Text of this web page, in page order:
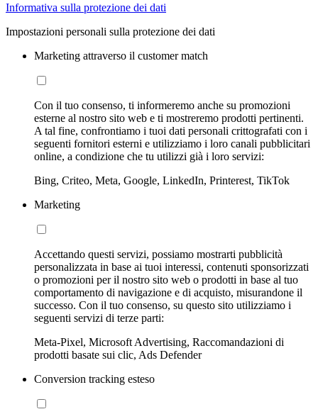
Informativa sulla protezione dei dati
Impostazioni personali sulla protezione dei dati
Marketing attraverso il customer match
Con il tuo consenso, ti informeremo anche su promozioni
esterne al nostro sito web e ti mostreremo prodotti pertinenti.
A tal fine, confrontiamo i tuoi dati personali crittografati con i
seguenti fornitori esterni e utilizziamo i loro canali pubblicitari
online, a condizione che tu utilizzi già i loro servizi:
Bing, Criteo, Meta, Google, LinkedIn, Printerest, TikTok
Marketing
Accettando questi servizi, possiamo mostrarti pubblicità
personalizzata in base ai tuoi interessi, contenuti sponsorizzati
o promozioni per il nostro sito web o prodotti in base al tuo
comportamento di navigazione e di acquisto, misurandone il
successo. Con il tuo consenso, su questo sito utilizziamo i
seguenti servizi di terze parti:
Meta-Pixel, Microsoft Advertising, Raccomandazioni di
prodotti basate sui clic, Ads Defender
Conversion tracking esteso